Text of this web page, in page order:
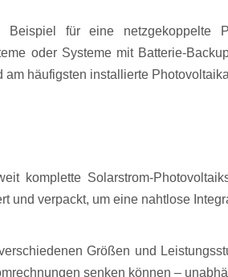
für eine netzgekoppelte
oder Systeme mit Batterie-
am häufigsten installierte
komplette Solarstrom-
und verpackt, um eine nahtlose
Größen und
senken können –